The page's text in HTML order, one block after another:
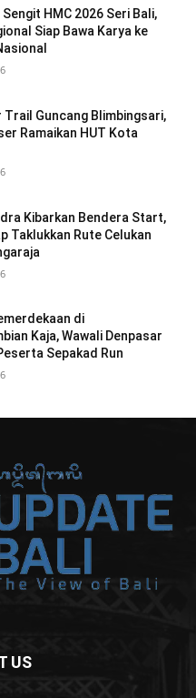
HMC 2026 Seri Bali,
Siap Bawa Karya ke
Trail Guncang Blimbingsari,
Ramaikan HUT Kota
Kibarkan Bendera Start,
Taklukkan Rute Celukan
di
Kaja, Wawali Denpasar
Sepakad Run
US